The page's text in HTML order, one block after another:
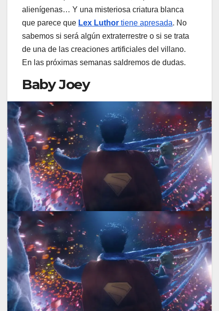
alienígenas… Y una misteriosa criatura blanca
que parece que Lex Luthor tiene apresada. No
sabemos si será algún extraterrestre o si se trata
de una de las creaciones artificiales del villano.
En las próximas semanas saldremos de dudas.
Baby Joey